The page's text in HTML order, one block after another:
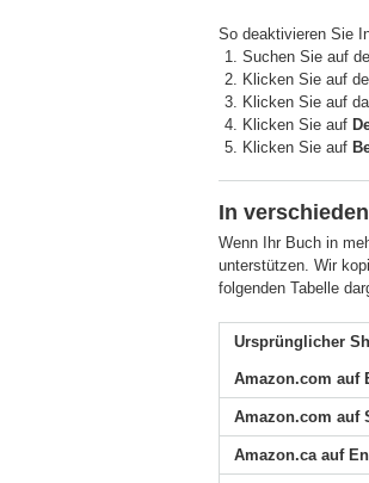
So deaktivieren Sie
Suchen Sie auf
Klicken Sie auf
Klicken Sie auf
Klicken Sie auf
Klicken Sie auf
In
Wenn Ihr Buch in
unterstützen. Wir
folgenden Tabelle
Ursprünglicher
Amazon.com auf
Amazon.com auf
Amazon.ca auf